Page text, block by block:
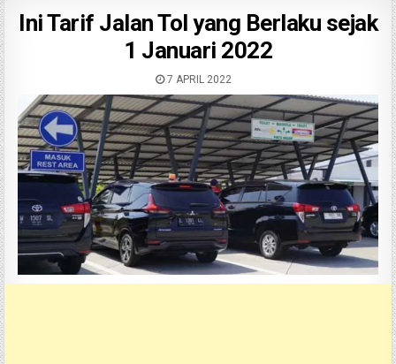
Ini Tarif Jalan Tol yang Berlaku sejak
1 Januari 2022
7 APRIL 2022